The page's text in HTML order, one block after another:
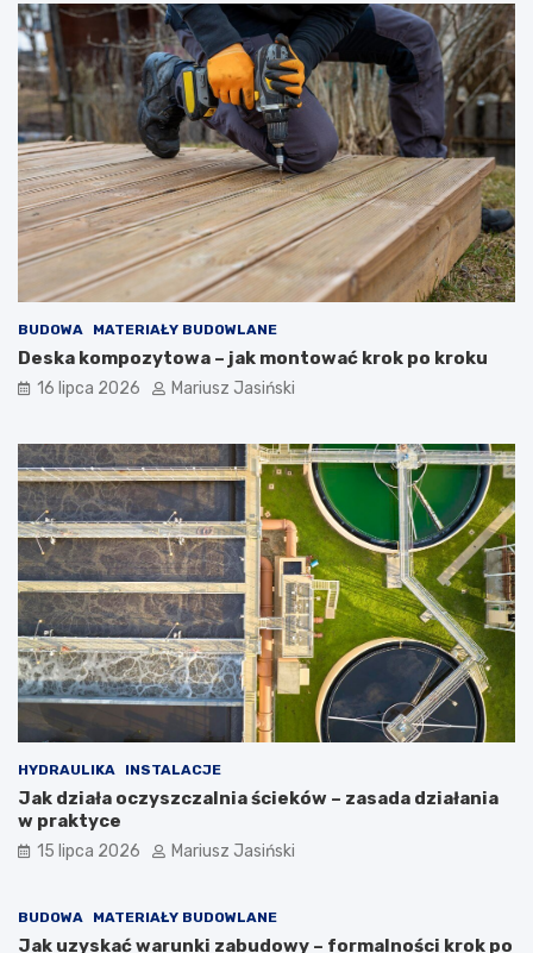
BUDOWA MATERIAŁY BUDOWLANE
Deska kompozytowa – jak montować krok po kroku
16 lipca 2026 Mariusz Jasiński
HYDRAULIKA INSTALACJE
Jak działa oczyszczalnia ścieków – zasada działania
w praktyce
15 lipca 2026 Mariusz Jasiński
BUDOWA MATERIAŁY BUDOWLANE
Jak uzyskać warunki zabudowy – formalności krok po